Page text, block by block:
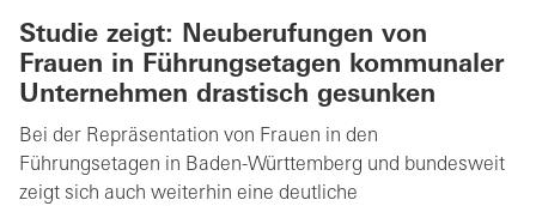
Studie zeigt: Neuberufungen von
Frauen in Führungsetagen kommunaler
Unternehmen drastisch gesunken
Bei der Repräsentation von Frauen in den
Führungsetagen in Baden-Württemberg und bundesweit
zeigt sich auch weiterhin eine deutliche